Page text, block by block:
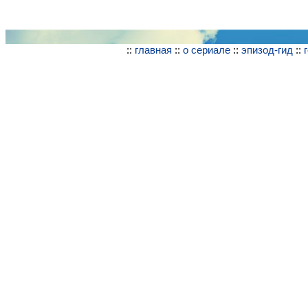
:: главная :: о сериале :: эпизод-гид ::